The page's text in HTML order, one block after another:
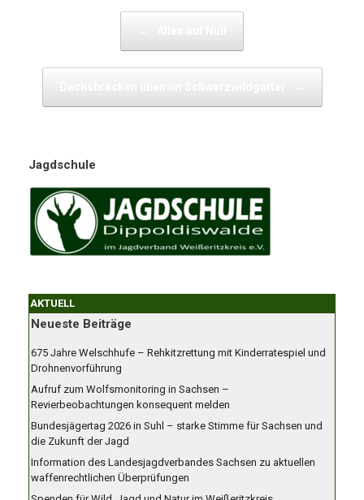
Jagdschule
AKTUELL
Neueste Beiträge
675 Jahre Welschhufe – Rehkitzrettung mit Kinderratespiel und
Drohnenvorführung
Aufruf zum Wolfsmonitoring in Sachsen –
Revierbeobachtungen konsequent melden
Bundesjägertag 2026 in Suhl – starke Stimme für Sachsen und
die Zukunft der Jagd
Information des Landesjagdverbandes Sachsen zu aktuellen
waffenrechtlichen Überprüfungen